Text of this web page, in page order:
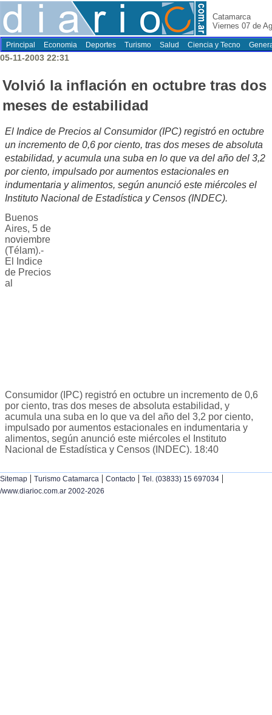
Catamarca
Viernes 07 de
Principal Economia Deportes Turismo Salud Ciencia y Tecno
05-11-2003 22:31
Volvió la inflación en octubre tras dos
meses de estabilidad
El Indice de Precios al Consumidor (IPC) registró en octubre
un incremento de 0,6 por ciento, tras dos meses de absoluta
estabilidad, y acumula una suba en lo que va del año del 3,2
por ciento, impulsado por aumentos estacionales en
indumentaria y alimentos, según anunció este miércoles el
Instituto Nacional de Estadística y Censos (INDEC).
Buenos
Aires, 5 de
noviembre
(Télam).-
El Indice
de Precios
al
Consumidor (IPC) registró en octubre un incremento de 0,6
por ciento, tras dos meses de absoluta estabilidad, y
acumula una suba en lo que va del año del 3,2 por ciento,
impulsado por aumentos estacionales en indumentaria y
alimentos, según anunció este miércoles el Instituto
Nacional de Estadística y Censos (INDEC). 18:40
Sitemap | Turismo Catamarca | Contacto | Tel. (03833) 15 697034 |
/www.diarioc.com.ar 2002-2026